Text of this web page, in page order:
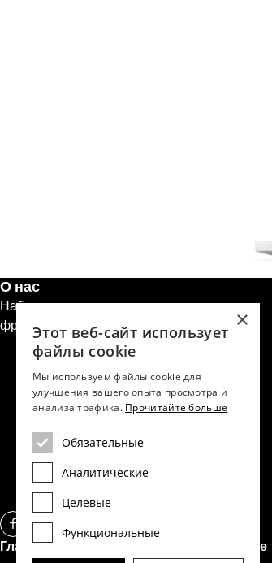
О нас
Набор персонала
франшизы недвижимости
Главный офис Dils Lucas Fox в Барселоне
×
Этот веб-сайт использует
файлы cookie
Мы используем файлы cookie для
улучшения вашего опыта просмотра и
анализа трафика. Прочитайте больше
Обязательные
Аналитические
Целевые
Функциональные